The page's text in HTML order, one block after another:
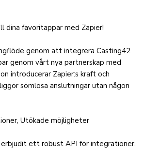
dina favoritappar med Zapier!
genom att integrera Casting42
genom vårt nya partnerskap med
introducerar Zapier:s kraft och
sömlösa anslutningar utan någon
Utökade möjligheter
ett robust API för integrationer.